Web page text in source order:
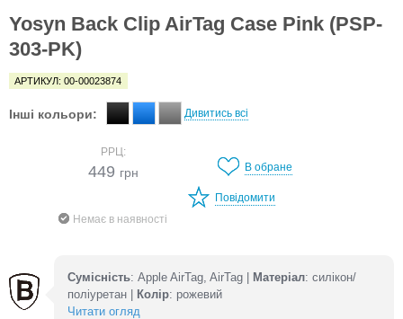
Yosyn Back Clip AirTag Case Pink (PSP-
303-PK)
АРТИКУЛ: 00-00023874
Інші кольори: Дивитись всі
РРЦ:
449 грн
Немає в наявності
В обране
Повідомити
Сумісність: Apple AirTag, AirTag | Матеріал: силікон/
поліуретан |
Колір: рожевий
Читати огляд